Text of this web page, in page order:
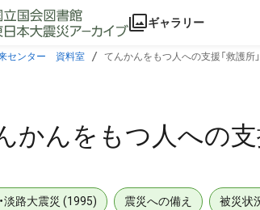
ギャラリー
センター 資料室 てんかんをもつ人への支援「救護所」
かんをもつ人への支
淡路大震災 (1995) 震災への備え 被災状